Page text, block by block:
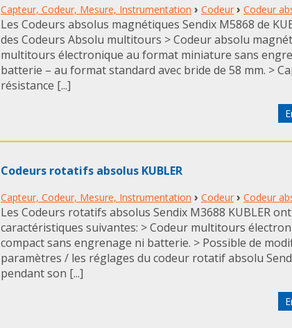
Capteur, Codeur, Mesure, Instrumentation › Codeur › Codeur
Les Codeurs absolus magnétiques Sendix M5868 de
des Codeurs Absolu multitours > Codeur absolu
multitours électronique au format miniature sans
batterie – au format standard avec bride de 58 mm. >
résistance [...]
Codeurs rotatifs absolus KUBLER
Capteur, Codeur, Mesure, Instrumentation › Codeur › Codeur
Les Codeurs rotatifs absolus Sendix M3688 KUBLER
caractéristiques suivantes: > Codeur multitours
compact sans engrenage ni batterie. > Possible de
paramètres / les réglages du codeur rotatif absolu
pendant son [...]